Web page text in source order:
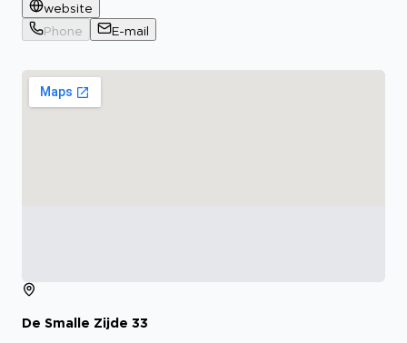
website
Phone
E-mail
De Smalle Zijde 33